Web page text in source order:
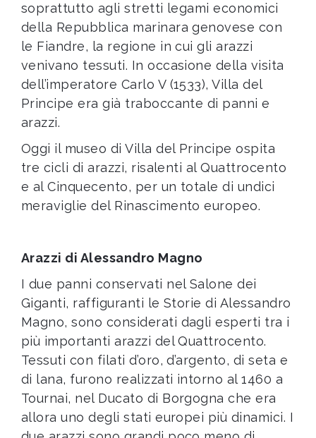
soprattutto agli stretti legami economici
della Repubblica marinara genovese con
le Fiandre, la regione in cui gli arazzi
venivano tessuti. In occasione della visita
dell’imperatore Carlo V (1533), Villa del
Principe era già traboccante di panni e
arazzi.
Oggi il museo di Villa del Principe ospita
tre cicli di arazzi, risalenti al Quattrocento
e al Cinquecento, per un totale di undici
meraviglie del Rinascimento europeo.
Arazzi di Alessandro Magno
I due panni conservati nel Salone dei
Giganti, raffiguranti le Storie di Alessandro
Magno, sono considerati dagli esperti tra i
più importanti arazzi del Quattrocento.
Tessuti con filati d’oro, d’argento, di seta e
di lana, furono realizzati intorno al 1460 a
Tournai, nel Ducato di Borgogna che era
allora uno degli stati europei più dinamici. I